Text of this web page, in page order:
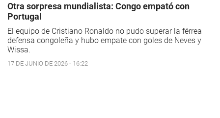
Otra sorpresa mundialista: Congo empató con
Portugal
El equipo de Cristiano Ronaldo no pudo superar la férrea
defensa congoleña y hubo empate con goles de Neves y
Wissa.
17 DE JUNIO DE 2026 - 16:22